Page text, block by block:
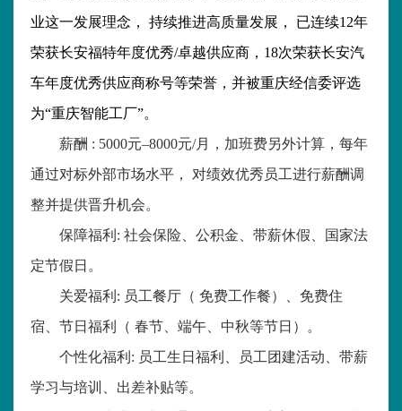
业这一发展理念， 持续推进高质量发展， 已连续12年
荣获长安福特年度优秀/卓越供应商， 18次荣获长安汽
车年度优秀供应商称号等荣誉，并被重庆经信委评选
为“重庆智能工厂”。
薪酬 : 5000元–8000元/月，加班费另外计算，每年
通过对标外部市场水平， 对绩效优秀员工进行薪酬调
整并提供晋升机会。
保障福利 : 社会保险、公积金、带薪休假、国家法
定节假日。
关爱福利 : 员工餐厅（ 免费工作餐）、免费住
宿、节日福利（ 春节、端午、中秋等节日）。
个性化福利 : 员工生日福利、员工团建活动、带薪
学习与培训、出差补贴等。